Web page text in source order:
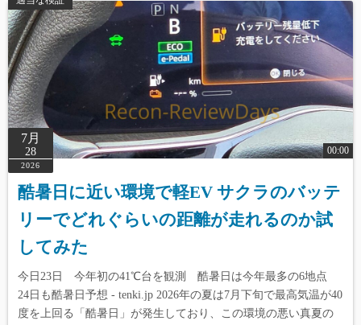
7月
28
2026
00:00
酷暑日に近い環境で軽EV サクラのバッテ
リーでどれぐらいの距離が走れるのか試
してみた
今日23日 今年初の41℃台を観測 酷暑日は今年最多の6地点
24日も酷暑日予想 - tenki.jp 2026年の夏は7月下旬で最高気温が40
度を上回る「酷暑日」が発生しており、この環境の悪い真夏の